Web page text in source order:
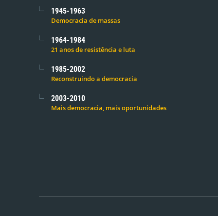
1945-1963
Democracia de massas
1964-1984
21 anos de resistência e luta
1985-2002
Reconstruindo a democracia
2003-2010
Mais democracia, mais oportunidades